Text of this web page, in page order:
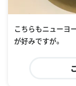
こちらもニューヨ
が好みですが。